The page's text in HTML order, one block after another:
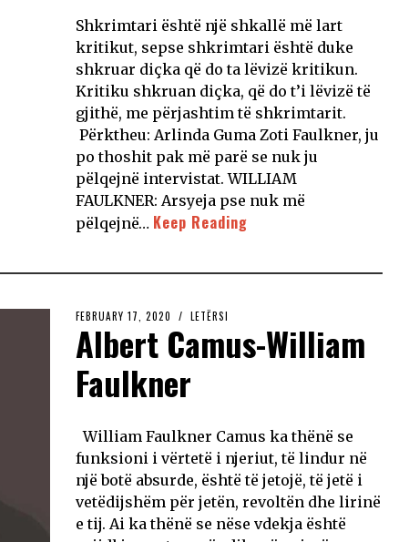
Shkrimtari është një shkallë më lart
kritikut, sepse shkrimtari është duke
shkruar diçka që do ta lëvizë kritikun.
Kritiku shkruan diçka, që do t’i lëvizë të
gjithë, me përjashtim të shkrimtarit.
Përktheu: Arlinda Guma Zoti Faulkner, ju
po thoshit pak më parë se nuk ju
pëlqejnë intervistat. WILLIAM
FAULKNER: Arsyeja pse nuk më
pëlqejnë… Keep Reading
FEBRUARY 17, 2020 LETËRSI
Albert Camus-William
Faulkner
William Faulkner Camus ka thënë se
funksioni i vërtetë i njeriut, të lindur në
një botë absurde, është të jetojë, të jetë i
vetëdijshëm për jetën, revoltën dhe lirinë
e tij. Ai ka thënë se nëse vdekja është